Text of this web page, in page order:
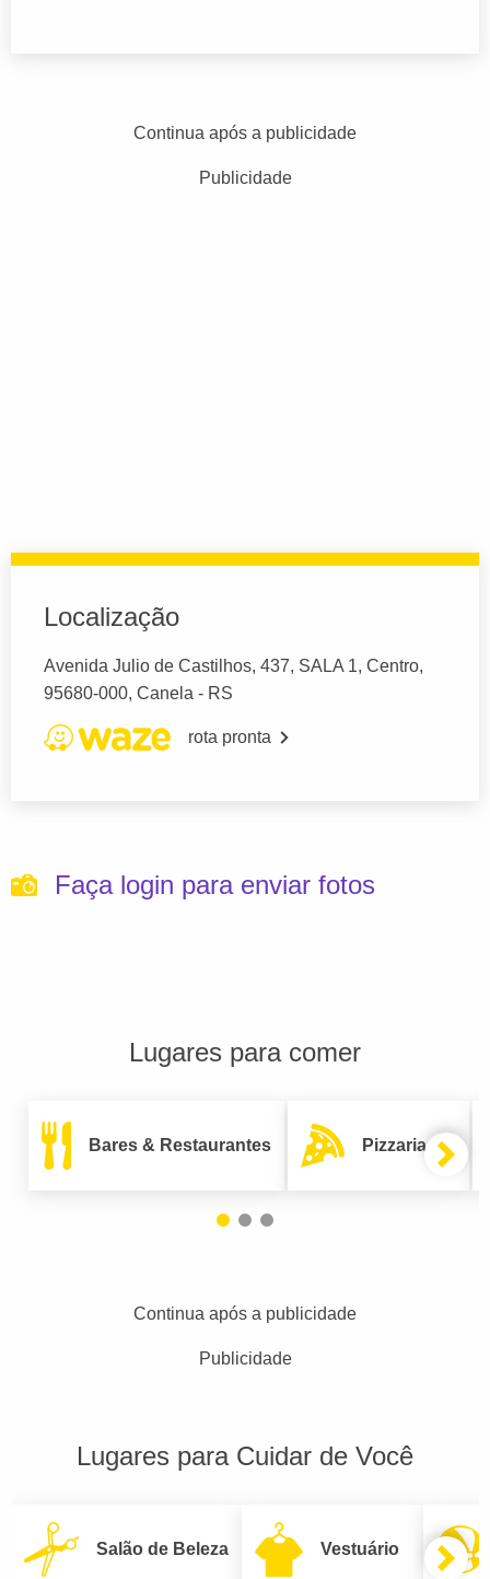
Continua após a publicidade
Publicidade
Localização
Avenida Julio de Castilhos, 437, SALA 1, Centro,
95680-000, Canela - RS
rota pronta
Faça login para enviar fotos
Lugares para comer
Bares & Restaurantes Pizzarias
Continua após a publicidade
Publicidade
Lugares para Cuidar de Você
Salão de Beleza Vestuário